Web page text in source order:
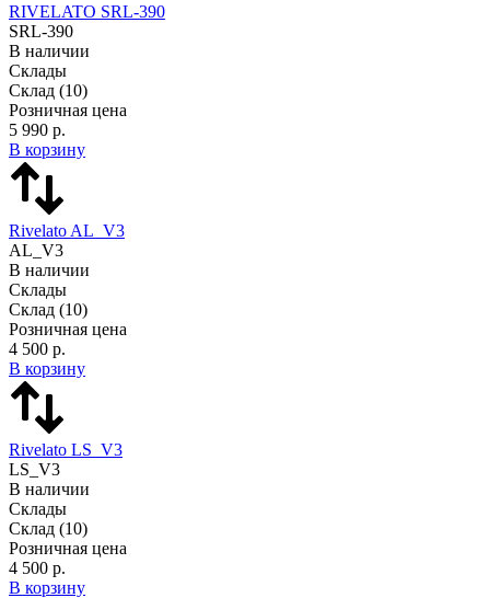
RIVELATO SRL-390
SRL-390
В наличии
Склады
Склад (10)
Розничная цена
5 990 р.
В корзину
Rivelato AL_V3
AL_V3
В наличии
Склады
Склад (10)
Розничная цена
4 500 р.
В корзину
Rivelato LS_V3
LS_V3
В наличии
Склады
Склад (10)
Розничная цена
4 500 р.
В корзину